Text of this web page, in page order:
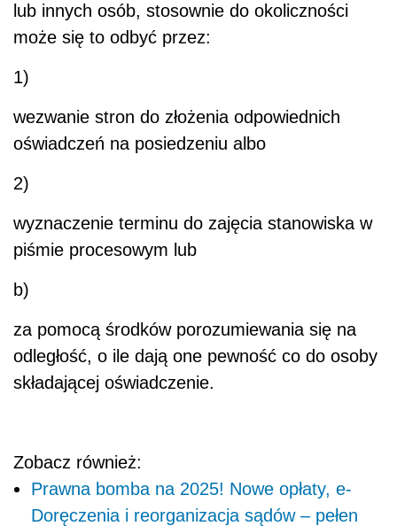
lub innych osób, stosownie do okoliczności
może się to odbyć przez:
1)
wezwanie stron do złożenia odpowiednich
oświadczeń na posiedzeniu albo
2)
wyznaczenie terminu do zajęcia stanowiska w
piśmie procesowym lub
b)
za pomocą środków porozumiewania się na
odległość, o ile dają one pewność co do osoby
składającej oświadczenie.
Zobacz również:
Prawna bomba na 2025! Nowe opłaty, e-
Doręczenia i reorganizacja sądów – pełen